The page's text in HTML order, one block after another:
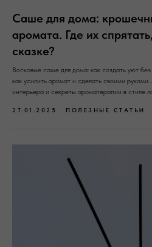
Саше для дома:
аромата. Где их
сказке?
Восковые саше для дома: как создать уют
как усилить аромат и сделать своими
интерьера и секреты ароматерапии в стиле
27.01.2025 ПОЛЕЗНЫЕ СТАТЬИ